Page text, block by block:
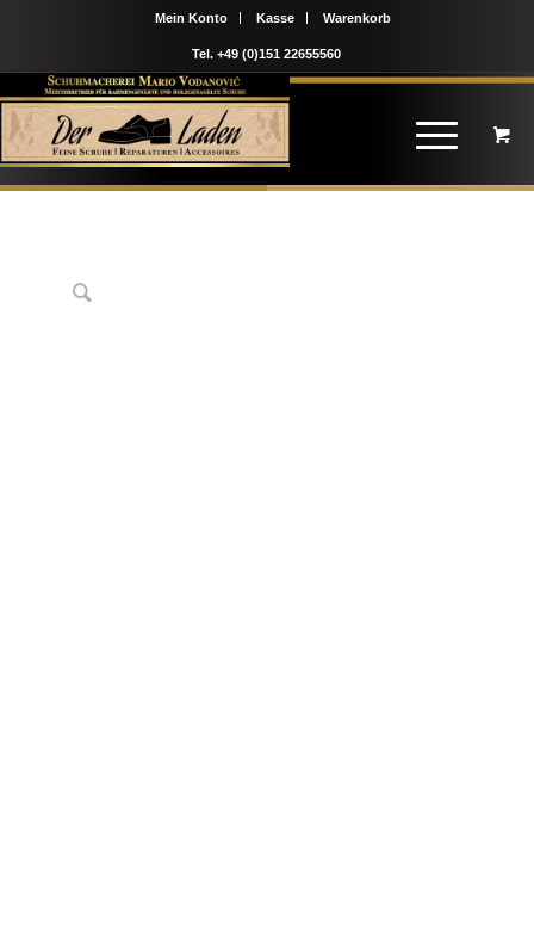
Mein Konto Kasse Warenkorb
Tel. +49 (0)151 22655560